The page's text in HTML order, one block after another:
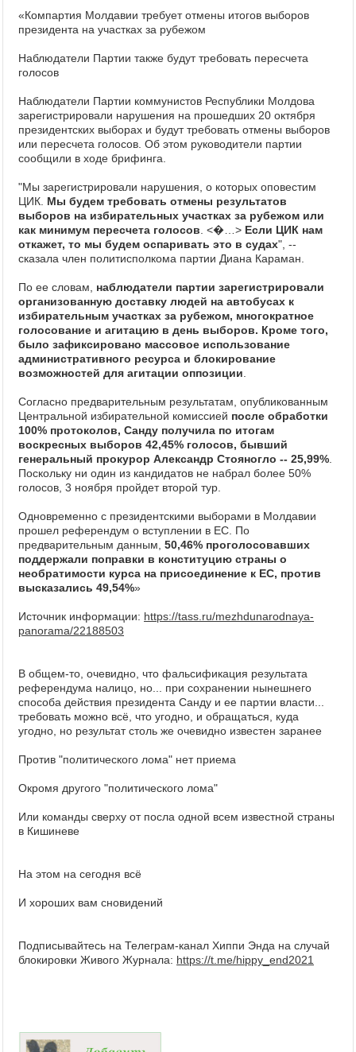
«Компартия Молдавии требует отмены итогов выборов
президента на участках за рубежом
Наблюдатели Партии также будут требовать пересчета
голосов
Наблюдатели Партии коммунистов Республики Молдова
зарегистрировали нарушения на прошедших 20 октября
президентских выборах и будут требовать отмены выборов
или пересчета голосов. Об этом руководители партии
сообщили в ходе брифинга.
"Мы зарегистрировали нарушения, о которых оповестим
ЦИК. Мы будем требовать отмены результатов
выборов на избирательных участках за рубежом или
как минимум пересчета голосов. <�…> Если ЦИК нам
откажет, то мы будем оспаривать это в судах", --
сказала член политисполкома партии Диана Караман.
По ее словам, наблюдатели партии зарегистрировали
организованную доставку людей на автобусах к
избирательным участках за рубежом, многократное
голосование и агитацию в день выборов. Кроме того,
было зафиксировано массовое использование
административного ресурса и блокирование
возможностей для агитации оппозиции.
Согласно предварительным результатам, опубликованным
Центральной избирательной комиссией после обработки
100% протоколов, Санду получила по итогам
воскресных выборов 42,45% голосов, бывший
генеральный прокурор Александр Стояногло -- 25,99%.
Поскольку ни один из кандидатов не набрал более 50%
голосов, 3 ноября пройдет второй тур.
Одновременно с президентскими выборами в Молдавии
прошел референдум о вступлении в ЕС. По
предварительным данным, 50,46% проголосовавших
поддержали поправки в конституцию страны о
необратимости курса на присоединение к ЕС, против
высказались 49,54%»
Источник информации: https://tass.ru/mezhdunarodnaya-
panorama/22188503
В общем-то, очевидно, что фальсификация результата
референдума налицо, но... при сохранении нынешнего
способа действия президента Санду и ее партии власти...
требовать можно всё, что угодно, и обращаться, куда
угодно, но результат столь же очевидно известен заранее
Против "политического лома" нет приема
Окромя другого "политического лома"
Или команды сверху от посла одной всем известной страны
в Кишиневе
На этом на сегодня всё
И хороших вам сновидений
Подписывайтесь на Телеграм-канал Хиппи Энда на случай
блокировки Живого Журнала: https://t.me/hippy_end2021